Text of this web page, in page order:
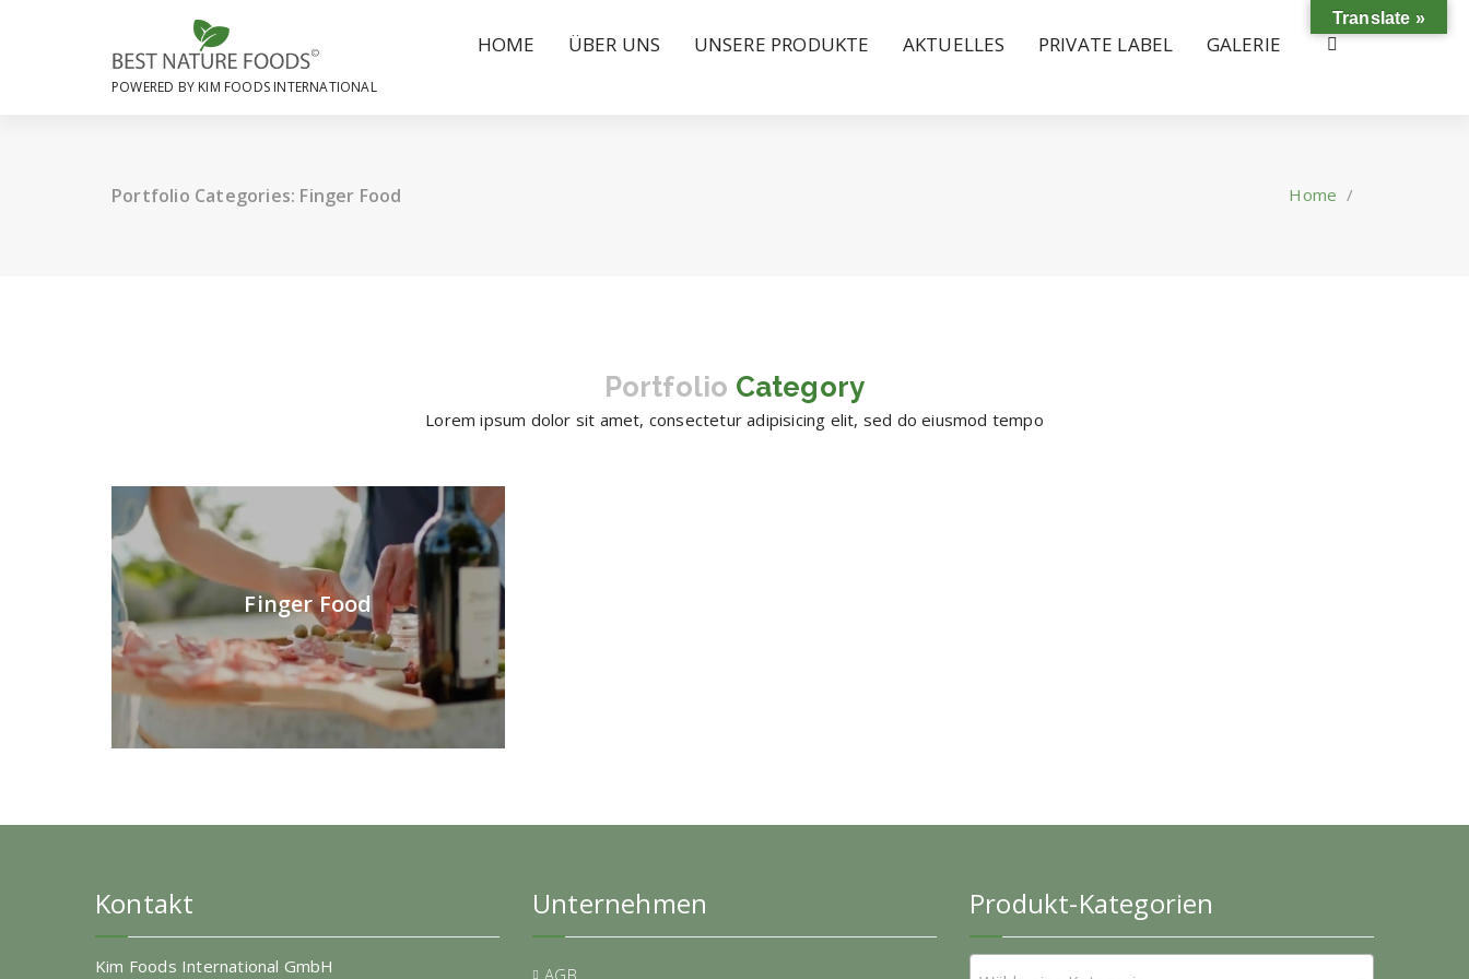
POWERED BY KIM FOODS INTERNATIONAL
HOME ÜBER UNS UNSERE PRODUKTE AKTUELLES PRIVATE LABEL GALERIE
Portfolio Categories: Finger Food Home /
Portfolio Category
Lorem ipsum dolor sit amet, consectetur adipisicing elit, sed do eiusmod tempo
Finger Food
Kontakt
Kim Foods International GmbH
Unternehmen
AGB
Produkt-Kategorien
Translate »